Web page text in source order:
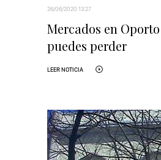
26/06/2020 13:27
Mercados en
puedes perder
LEER NOTICIA